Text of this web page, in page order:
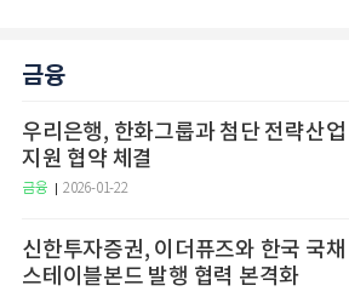
금융
우리은행, 한화그룹과 첨단 전략산
지원 협약 체결
금융 2026-01-22
신한투자증권, 이더퓨즈와 한국 국
스테이블본드 발행 협력 본격화